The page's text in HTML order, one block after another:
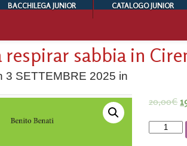
BACCHILEGA JUNIOR CATALOGO JUNIOR
respirar sabbia in
3 SETTEMBRE 2025 in
20,00€